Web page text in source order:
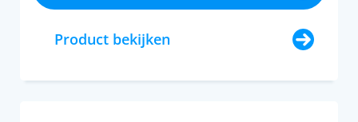
Product bekijken